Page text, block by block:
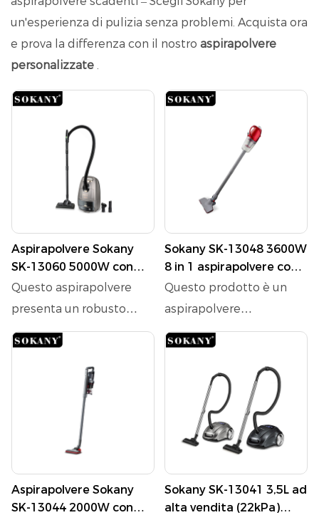
un'esperienza di pulizia senza problemi. Acquista ora
e prova la differenza con il nostro aspirapolvere
personalizzate
Aspirapolvere Sokany
SK-13060 5000W con
regolazione della
velocità remota digitale
Questo aspirapolvere
presenta un robusto
motore da 5000 W che
offre una potente
aspirazione di ≥30kpa,
garantendo una pulizia
accurata per varie
superfici. Con una
generosa capacità 5L,
svuotamento frequente.
Sokany SK-13048 3600W
8 in 1 aspirapolvere con
soffiatura a doppia
funzione e aspirazione
Questo prodotto è un
aspirapolvere
portatile/verticale
versatile con una
potenza di 3600 W e una
forte aspirazione a vuoto
di 20.000pa. Presenta un
bidone della polvere di
grande capacità da 1,7
aspirazione a doppia
Aspirapolvere Sokany
SK-13044 2000W con
Sokany SK-13041 3,5L ad
alta vendita (22kPa)